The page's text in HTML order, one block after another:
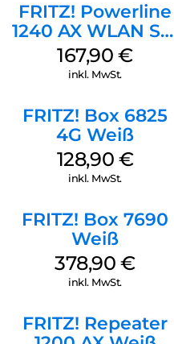
FRITZ! Powerline
1240 AX WLAN Set
Weiß
167,90€
inkl. MwSt.
FRITZ! Box 6825
4G Weiß
128,90 €
inkl. MwSt.
FRITZ! Box 7690
Weiß
378,90€
inkl. MwSt.
FRITZ! Repeater